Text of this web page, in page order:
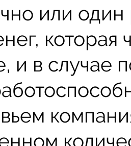
или один
которая
и в случае